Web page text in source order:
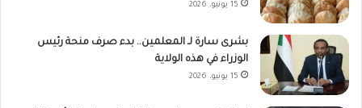
15 يونيو، 2026
بشرى سارة لـ المعلمين.. بدء صرف منحة رئيس
الوزراء في هذه الولاية
15 يونيو، 2026